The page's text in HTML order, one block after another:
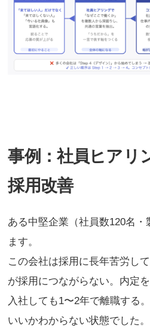
事例：社員ヒアリ
採用改善
ある中堅企業（社員数120名
ます。
この会社は採用に長年苦労し
が採用につながらない。内定
入社しても1〜2年で離職する
いいかわからない状態でした。